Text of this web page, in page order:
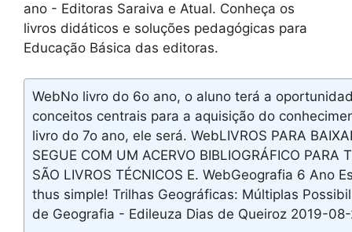
ano - Editoras Saraiva e Atual. Conheça os
livros didáticos e soluções pedagógicas para
Educação Básica das editoras.
WebNo livro do 6o ano, o aluno terá a
conceitos centrais para a aquisição do
livro do 7o ano, ele será. WebLIVROS PARA
SEGUE COM UM ACERVO BIBLIOGRÁFICO PARA
SÃO LIVROS TÉCNICOS E. WebGeografia 6 Ano
thus simple! Trilhas Geográficas: Múltiplas
de Geografia - Edileuza Dias de Queiroz 2019-08-